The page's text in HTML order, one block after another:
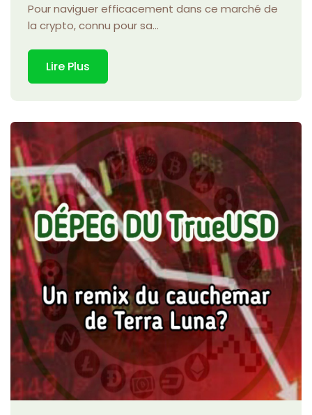
Pour naviguer efficacement dans ce marché de
la crypto, connu pour sa...
Lire Plus